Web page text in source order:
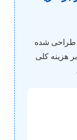
طراحی شده
هزینه کلی